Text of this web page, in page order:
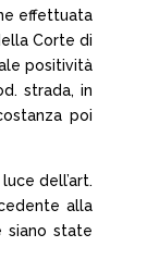
effettuata
Corte di
positività
strada, in
poi
dell’art.
alla
siano state